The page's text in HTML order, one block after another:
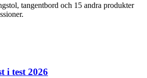
tangentbord och 15 andra produkter
i test 2026